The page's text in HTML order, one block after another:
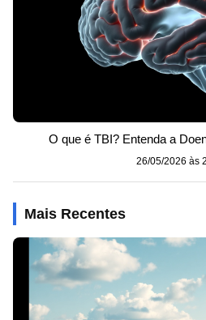
O que é TBI? Entenda a
26/05/2026 às
Mais Recentes